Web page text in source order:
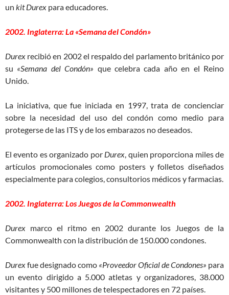
un kit Durex para educadores.
2002. Inglaterra: La «Semana del Condón»
Durex recibió en 2002 el respaldo del parlamento británico por
su «Semana del Condón» que celebra cada año en el Reino
Unido.
La iniciativa, que fue iniciada en 1997, trata de concienciar
sobre la necesidad del uso del condón como medio para
protegerse de las ITS y de los embarazos no deseados.
El evento es organizado por Durex, quien proporciona miles de
artículos promocionales como posters y folletos diseñados
especialmente para colegios, consultorios médicos y farmacias.
2002. Inglaterra: Los Juegos de la Commonwealth
Durex marco el ritmo en 2002 durante los Juegos de la
Commonwealth con la distribución de 150.000 condones.
Durexfue designado como «Proveedor Oficial de Condones» para
un evento dirigido a 5.000 atletas y organizadores, 38.000
visitantes y 500 millones de telespectadores en 72 países.